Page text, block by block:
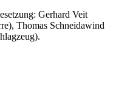
Gerhard Veit
Thomas Schneidawind